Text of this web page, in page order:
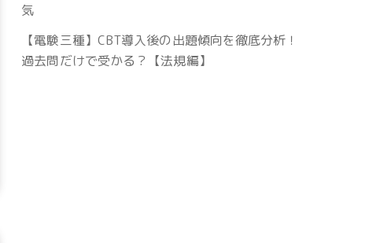
気
【電験三種】CBT導入後の出題傾向を徹底分析！
過去問だけで受かる？【法規編】